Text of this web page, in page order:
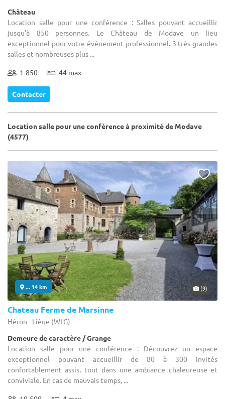
Château
Location salle pour une conférence : Salles pouvant accueillir
jusqu'à 850 personnes. Le Château de Modave un lieu
exceptionnel pour votre évènement professionnel. 3 très grandes
salles et nombreuses plus ...
1-850 44 max
Contacter
Location salle pour une conférence à proximité de Modave
(4577)
... 14 km (9)
Chateau Ferme de Marsinne
Héron - Liège (WLG)
Demeure de caractère / Grange
Location salle pour une conférence : Découvrez un espace
exceptionnel pouvant accueillir de 80 à 300 invités
confortablement assis, tout dans une ambiance chaleureuse et
conviviale. En cas de mauvais temps, ...